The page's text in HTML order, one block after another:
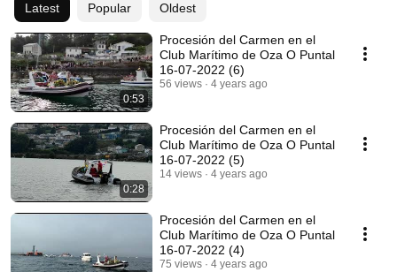
Latest Popular Oldest
0:53
Procesión del Carmen en el
Club Marítimo de Oza O Puntal
16-07-2022 (6)
56 views 4 years ago
0:28
Procesión del Carmen en el
Club Marítimo de Oza O Puntal
16-07-2022 (5)
14 views 4 years ago
Procesión del Carmen en el
Club Marítimo de Oza O Puntal
16-07-2022 (4)
75 views 4 years ago